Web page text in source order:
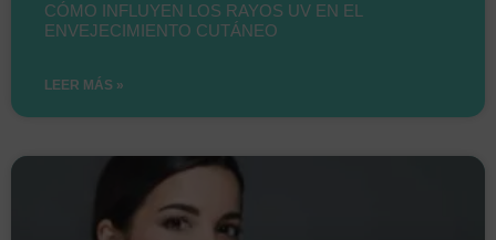
CÓMO INFLUYEN LOS RAYOS UV EN EL
ENVEJECIMIENTO CUTÁNEO
LEER MÁS »